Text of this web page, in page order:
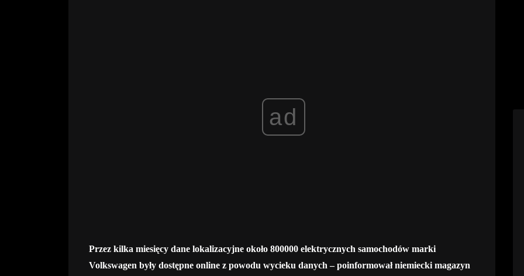
ad
Przez kilka miesięcy dane lokalizacyjne około 800000 elektrycznych samochodów marki
Volkswagen były dostępne online z powodu wycieku danych – poinformował niemiecki magazyn